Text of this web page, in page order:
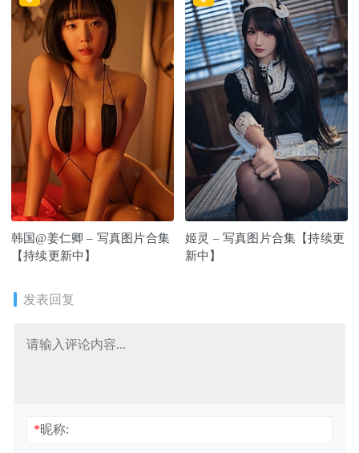
韩国@姜仁卿 – 写真图片合集
【持续更新中】
姬灵 – 写真图片合集【持续更
新中】
发表回复
*昵称: